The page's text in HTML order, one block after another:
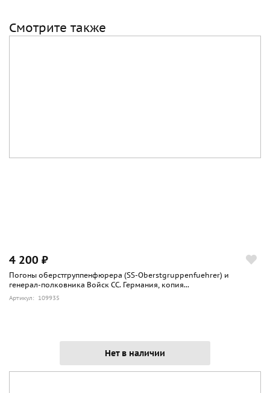
Смотрите также
4 200 ₽
Погоны оберстгруппенфюрера (SS-Oberstgruppenfuehrer) и
генерал-полковника Войск СС. Германия, копия...
Артикул: 109935
Нет в наличии